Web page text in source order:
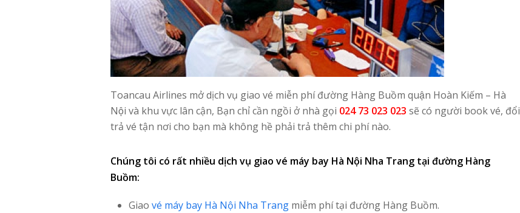
Toancau Airlines mở dịch vụ giao vé miễn phí đường Hàng Buồm quận Hoàn Kiếm – Hà
Nội và khu vực lân cận, Bạn chỉ cần ngồi ở nhà gọi 024 73 023 023 sẽ có người book vé, đổi
trả vé tận nơi cho bạn mà không hề phải trả thêm chi phí nào.
Chúng tôi có rất nhiều dịch vụ giao vé máy bay Hà Nội Nha Trang tại đường Hàng
Buồm:
Giao vé máy bay Hà Nội Nha Trang miễm phí tại đường Hàng Buồm.